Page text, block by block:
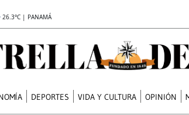
26.3°C | PANAMÁ
DEPORTES VIDA Y CULTURA OPINIÓN